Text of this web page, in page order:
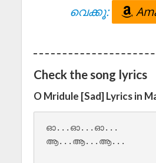
വെക്കൂ:
Check the song lyrics
O Mridule [Sad] Lyrics in
ഓ...ഓ...ഓ...
ആ...ആ...ആ...